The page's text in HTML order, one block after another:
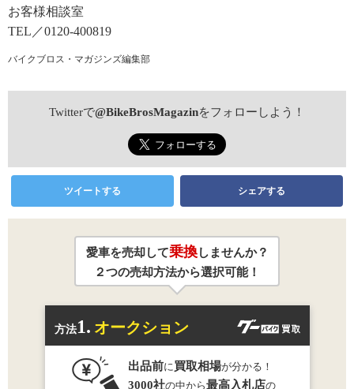
お客様相談室
TEL／0120-400819
バイクブロス・マガジンズ編集部
Twitterで@BikeBrosMagazinをフォローしよう！
ツイートする シェアする
愛車を売却して乗換しませんか？
２つの売却方法から選択可能！
方法1. オークション
出品前に買取相場が分かる！
3000社の中から最高入札店の